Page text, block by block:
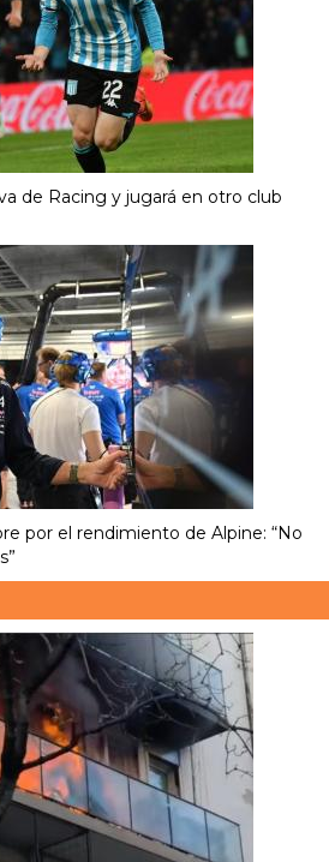
de Racing y jugará en otro club
por el rendimiento de Alpine: “No